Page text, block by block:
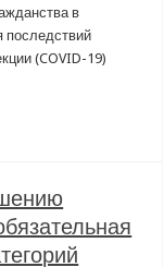
в
последствий
(COVID-19)